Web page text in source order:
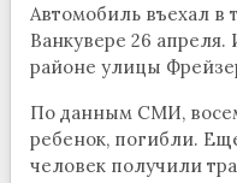
Автомобиль въехал в
Ванкувере 26
районе улицы
По данным СМИ,
ребенок, погибли.
человек получили